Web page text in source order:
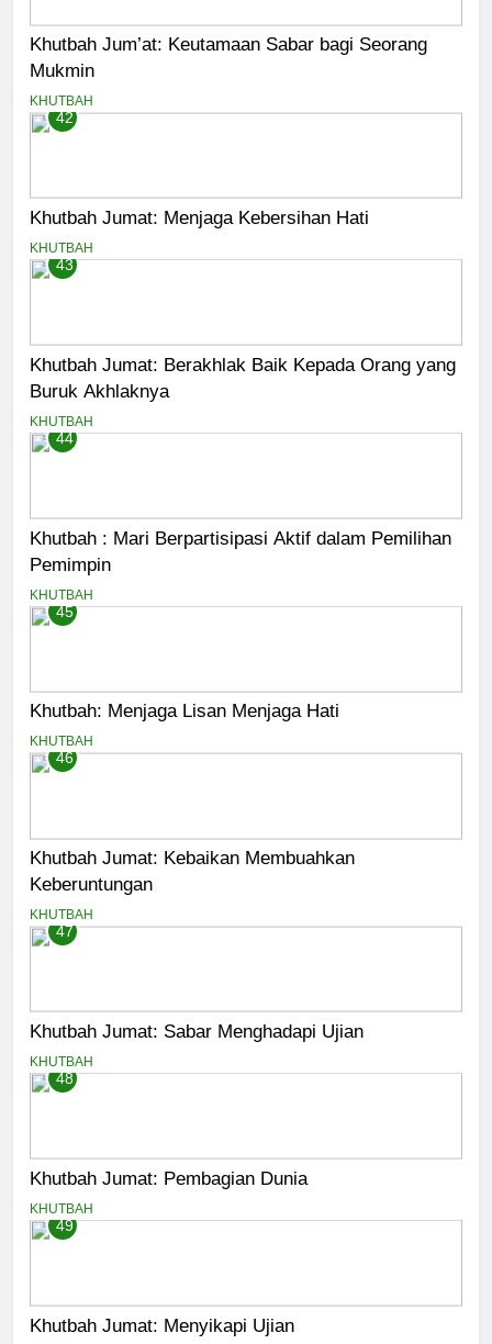
Khutbah Jum’at: Keutamaan Sabar bagi Seorang
Mukmin
KHUTBAH
42
Khutbah Jumat: Menjaga Kebersihan Hati
KHUTBAH
43
Khutbah Jumat: Berakhlak Baik Kepada Orang yang
Buruk Akhlaknya
KHUTBAH
44
Khutbah : Mari Berpartisipasi Aktif dalam Pemilihan
Pemimpin
KHUTBAH
45
Khutbah: Menjaga Lisan Menjaga Hati
KHUTBAH
46
Khutbah Jumat: Kebaikan Membuahkan
Keberuntungan
KHUTBAH
47
Khutbah Jumat: Sabar Menghadapi Ujian
KHUTBAH
48
Khutbah Jumat: Pembagian Dunia
KHUTBAH
49
Khutbah Jumat: Menyikapi Ujian